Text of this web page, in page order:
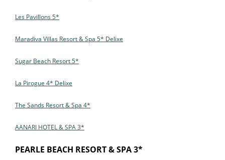
Les Pavillons 5*
Maradiva Villas Resort & Spa 5* Delixe
Sugar Beach Resort 5*
La Pirogue 4* Delixe
The Sands Resort & Spa 4*
AANARI HOTEL & SPA 3*
PEARLE BEACH RESORT & SPA 3*